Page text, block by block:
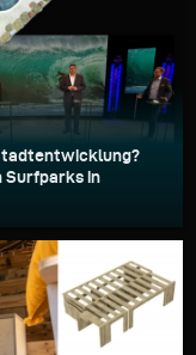
Surfparks in